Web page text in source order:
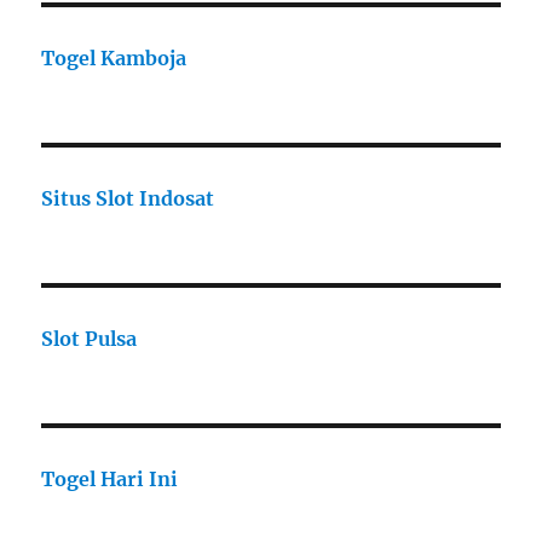
Togel Kamboja
Situs Slot Indosat
Slot Pulsa
Togel Hari Ini